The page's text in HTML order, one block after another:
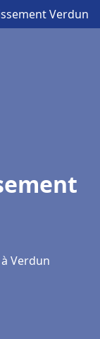
Verdun
Verdun